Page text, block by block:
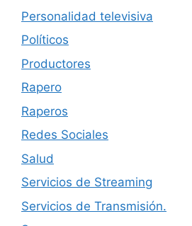
Personalidad televisiva
Políticos
Productores
Rapero
Raperos
Redes Sociales
Salud
Servicios de Streaming
Servicios de Transmisión.